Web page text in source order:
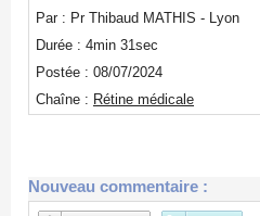
Par : Pr Thibaud MATHIS - Lyon
Durée : 4min 31sec
Postée : 08/07/2024
Chaîne : Rétine médicale
Nouveau commentaire :